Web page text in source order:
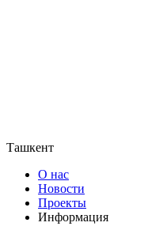
Ташкент
О нас
Новости
Проекты
Информация